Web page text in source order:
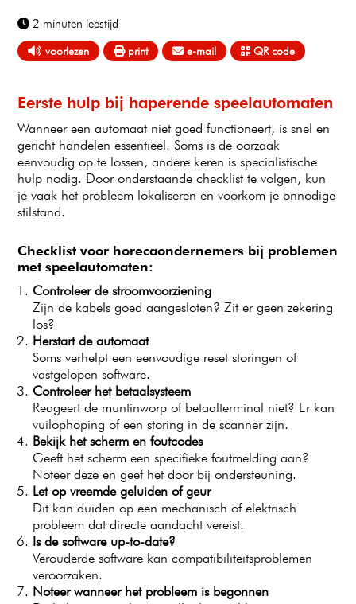
2 minuten leestijd
voorlezen print e-mail QR code
Eerste hulp bij haperende speelautomaten
Wanneer een automaat niet goed functioneert, is snel en
gericht handelen essentieel. Soms is de oorzaak
eenvoudig op te lossen, andere keren is specialistische
hulp nodig. Door onderstaande checklist te volgen, kun
je vaak het probleem lokaliseren en voorkom je onnodige
stilstand.
Checklist voor horecaondernemers bij problemen
met speelautomaten:
Controleer de stroomvoorziening
Zijn de kabels goed aangesloten? Zit er geen zekering
los?
Herstart de automaat
Soms verhelpt een eenvoudige reset storingen of
vastgelopen software.
Controleer het betaalsysteem
Reageert de muntinworp of betaalterminal niet? Er kan
vuilophoping of een storing in de scanner zijn.
Bekijk het scherm en foutcodes
Geeft het scherm een specifieke foutmelding aan?
Noteer deze en geef het door bij ondersteuning.
Let op vreemde geluiden of geur
Dit kan duiden op een mechanisch of elektrisch
probleem dat directe aandacht vereist.
Is de software up-to-date?
Verouderde software kan compatibiliteitsproblemen
veroorzaken.
Noteer wanneer het probleem is begonnen